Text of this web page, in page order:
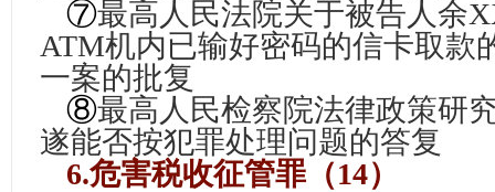
⑦最高人民法院关于被告人余
ATM机内已输好密码的信卡取款
一案的批复
⑧最高人民检察院法律政策研
遂能否按犯罪处理问题的答复
6.危害税收征管罪（14）